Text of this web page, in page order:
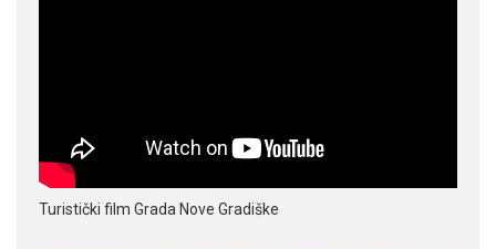
Turistički film Grada Nove Gradiške